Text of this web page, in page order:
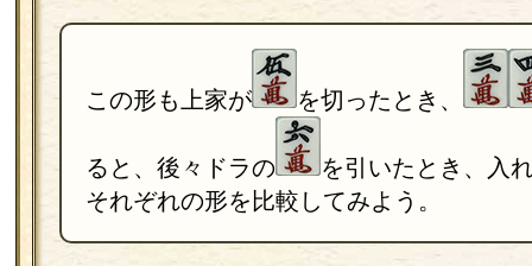
この形も上家が を切ったとき、
ると、後々ドラの
を引いたとき、入
それぞれの形を比較してみよう。